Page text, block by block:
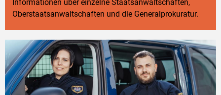
Informationen über einzelne Staatsanwaltschaften,
Oberstaatsanwaltschaften und die Generalprokuratur.